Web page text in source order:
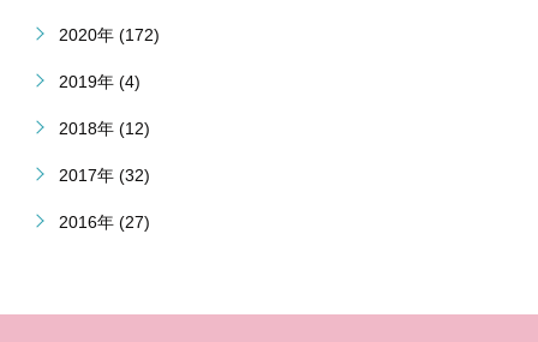
2020年 (172)
2019年 (4)
2018年 (12)
2017年 (32)
2016年 (27)